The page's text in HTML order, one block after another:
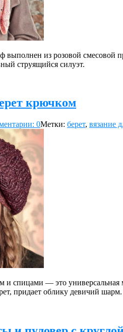
выполнен из розовой смесовой
струящийся силуэт.
крючком
0Метки: берет, вязание
и спицами — это
придает облику девичий шарм.